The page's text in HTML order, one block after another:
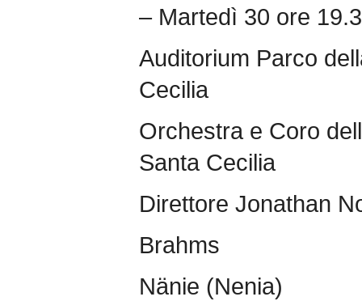
– Martedì 30 ore
Auditorium Parco
Cecilia
Orchestra e Coro
Santa Cecilia
Direttore Jonathan
Brahms
Nänie (Nenia)